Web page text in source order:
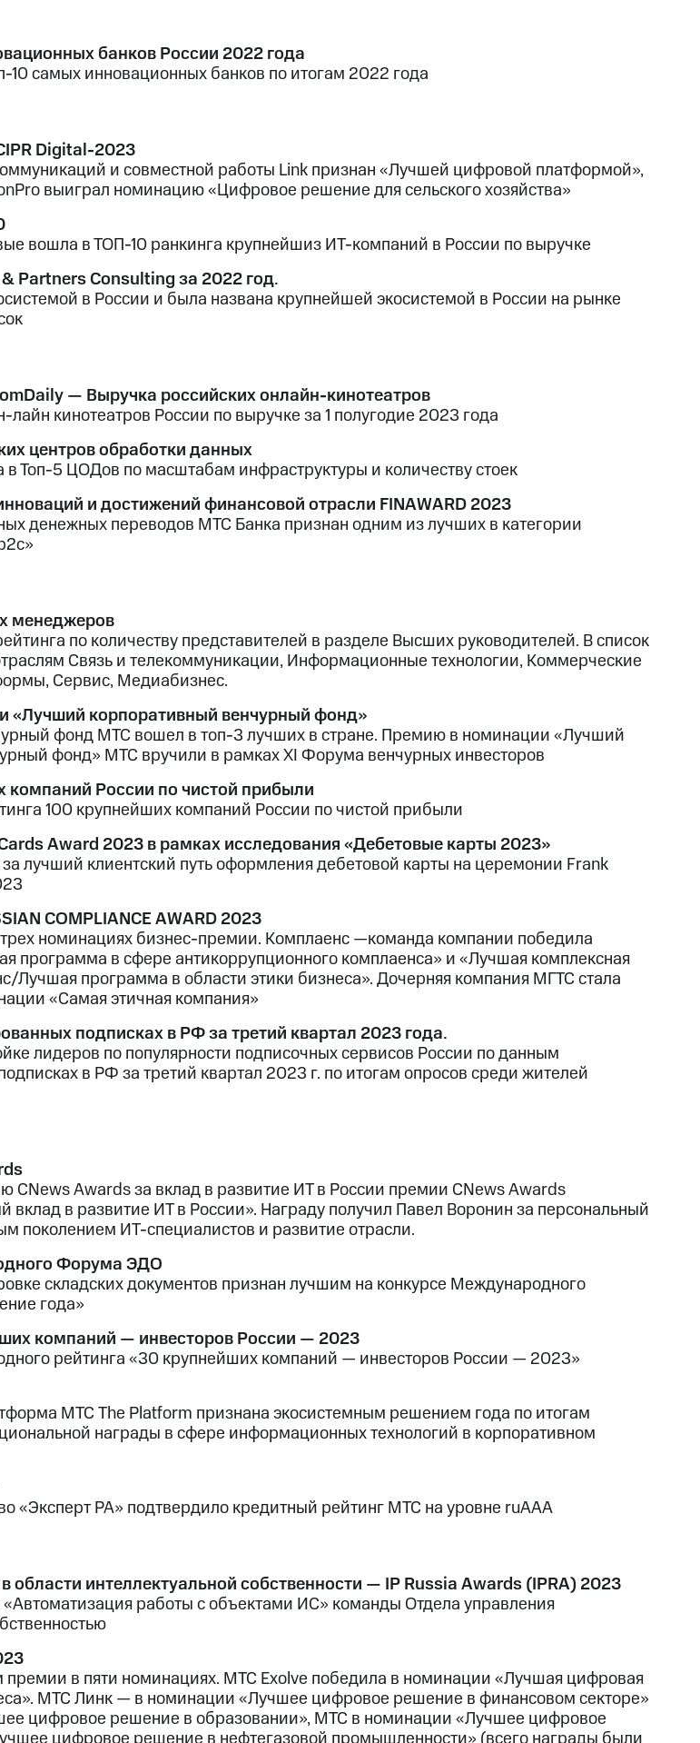
банков России 2022 года
10 самых инновационных банков по итогам 2022 года
Digital-2023
и совместной работы Link признан «Лучшей цифровой платформой»,
выиграл номинацию «Цифровое решение для сельского хозяйства»
вошла в ТОП-10 ранкинга крупнейшиз ИТ-компаний в России по выручке
Partners Consulting за 2022 год.
в России и была названа крупнейшей экосистемой в России на рынке
— Выручка российских онлайн-кинотеатров
лайн кинотеатров России по выручке за 1 полугодие 2023 года
центров обработки данных
Топ-5 ЦОДов по масштабам инфраструктуры и количеству стоек
и достижений финансовой отрасли FINAWARD 2023
денежных переводов МТС Банка признан одним из лучших в категории
менеджеров
по количеству представителей в разделе Высших руководителей. В список
Связь и телекоммуникации, Информационные технологии, Коммерческие
Сервис, Медиабизнес.
«Лучший корпоративный венчурный фонд»
фонд МТС вошел в топ-3 лучших в стране. Премию в номинации «Лучший
фонд» МТС вручили в рамках XI Форума венчурных инвесторов
компаний России по чистой прибыли
100 крупнейших компаний России по чистой прибыли
Award 2023 в рамках исследования «Дебетовые карты 2023»
лучший клиентский путь оформления дебетовой карты на церемонии Frank
COMPLIANCE AWARD 2023
номинациях бизнес-премии. Комплаенс —команда компании победила
программа в сфере антикоррупционного комплаенса» и «Лучшая комплексная
Лучшая программа в области этики бизнеса». Дочерняя компания МГТС стала
«Самая этичная компания»
подписках в РФ за третий квартал 2023 года.
лидеров по популярности подписочных сервисов России по данным
в РФ за третий квартал 2023 г. по итогам опросов среди жителей
CNews Awards за вклад в развитие ИТ в России премии CNews Awards
в развитие ИТ в России». Награду получил Павел Воронин за персональный
поколением ИТ-специалистов и развитие отрасли.
Форума ЭДО
складских документов признан лучшим на конкурсе Международного
года»
компаний — инвесторов России — 2023
рейтинга «30 крупнейших компаний — инвесторов России — 2023»
МТС The Platform признана экосистемным решением года по итогам
награды в сфере информационных технологий в корпоративном
«Эксперт РА» подтвердило кредитный рейтинг МТС на уровне ruAAA
области интеллектуальной собственности — IP Russia Awards (IPRA) 2023
работы с объектами ИС» команды Отдела управления
премии в пяти номинациях. МТС Exolve победила в номинации «Лучшая цифровая
МТС Линк — в номинации «Лучшее цифровое решение в финансовом секторе»
цифровое решение в образовании», МТС в номинации «Лучшее цифровое